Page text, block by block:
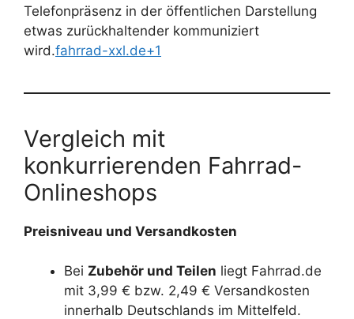
Telefonpräsenz in der öffentlichen Darstellung
etwas zurückhaltender kommuniziert
wird.fahrrad-xxl.de+1
Vergleich mit
konkurrierenden Fahrrad-
Onlineshops
Preisniveau und Versandkosten
Bei Zubehör und Teilen liegt Fahrrad.de
mit 3,99 € bzw. 2,49 € Versandkosten
innerhalb Deutschlands im Mittelfeld.